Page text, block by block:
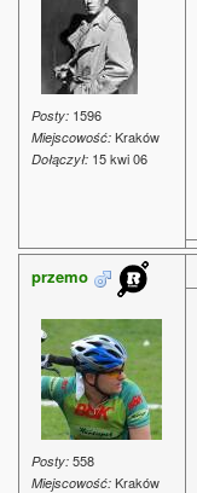
Posty: 1596
Miejscowość: Kraków
Dołączył: 15 kwi 06
przemo
Posty: 558
Miejscowość: Kraków